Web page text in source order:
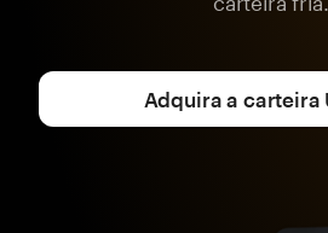
Adquira a carteira